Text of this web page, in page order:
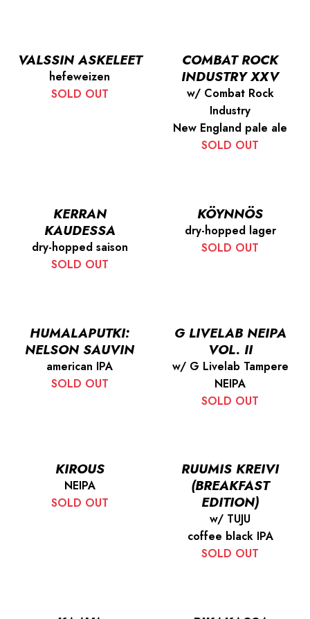
VALSSIN ASKELEET
hefeweizen
SOLD OUT
COMBAT ROCK
INDUSTRY XXV
w/ Combat Rock
Industry
New England pale ale
SOLD OUT
KERRAN
KAUDESSA
dry-hopped saison
SOLD OUT
KÖYNNÖS
dry-hopped lager
SOLD OUT
HUMALAPUTKI:
NELSON SAUVIN
american IPA
SOLD OUT
G LIVELAB NEIPA
VOL. II
w/ G Livelab Tampere
NEIPA
SOLD OUT
KIROUS
NEIPA
SOLD OUT
RUUMIS KREIVI
(BREAKFAST
EDITION)
w/ TUJU
coffee black IPA
SOLD OUT